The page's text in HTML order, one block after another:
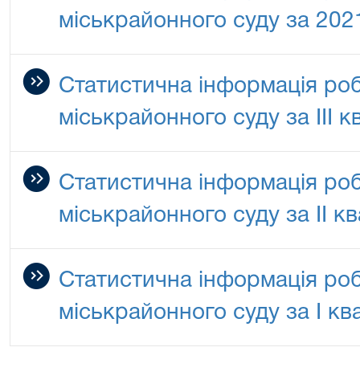
міськрайонного суду за
Статистична інформація
міськрайонного суду за IIІ
Статистична інформація
міськрайонного суду за IІ
Статистична інформація
міськрайонного суду за I